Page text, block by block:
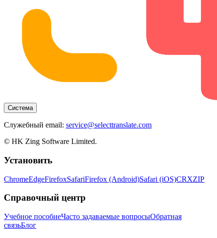
Система
Служебный email: service@selecttranslate.com
© HK Zing Software Limited.
Установить
ChromeEdgeFirefoxSafariFirefox (Android)Safari (iOS)CRXZIP
Справочный центр
Учебное пособиеЧасто задаваемые вопросыОбратная
связьБлог